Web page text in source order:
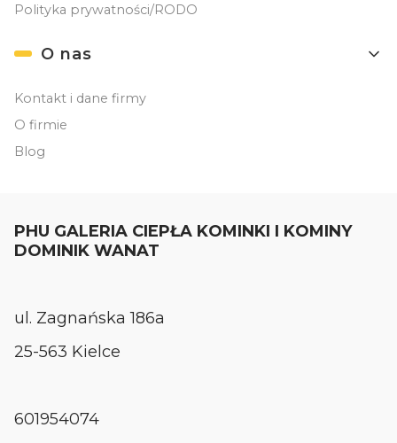
Polityka prywatności/RODO
O nas
Kontakt i dane firmy
O firmie
Blog
PHU GALERIA CIEPŁA KOMINKI I KOMINY
DOMINIK WANAT
ul. Zagnańska 186a
25-563 Kielce
601954074